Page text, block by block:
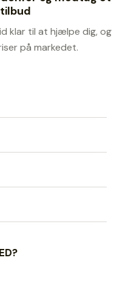
klar til at hjælpe dig, og
på markedet.